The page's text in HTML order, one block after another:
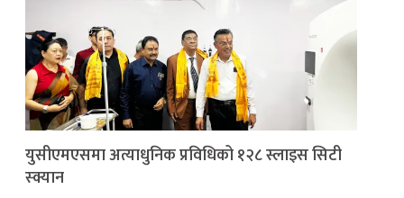
युसीएमएसमा अत्याधुनिक प्रविधिको १२८ स्लाइस सिटी
स्क्यान